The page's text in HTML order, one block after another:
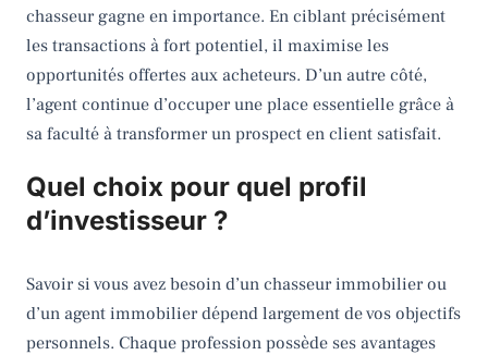
chasseur gagne en importance. En ciblant précisément
les transactions à fort potentiel, il maximise les
opportunités offertes aux acheteurs. D’un autre côté,
l’agent continue d’occuper une place essentielle grâce à
sa faculté à transformer un prospect en client satisfait.
Quel choix pour quel profil
d’investisseur ?
Savoir si vous avez besoin d’un chasseur immobilier ou
d’un agent immobilier dépend largement de vos objectifs
personnels. Chaque profession possède ses avantages